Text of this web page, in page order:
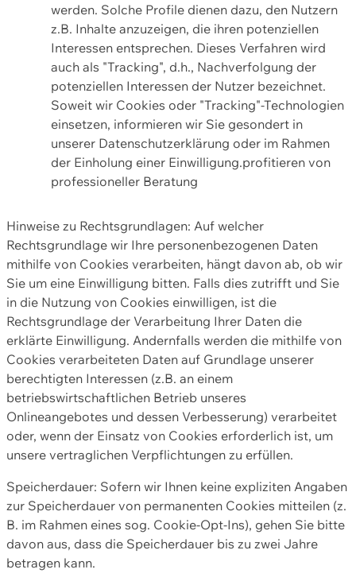
werden. Solche Profile dienen dazu, den Nutzern
z.B. Inhalte anzuzeigen, die ihren potenziellen
Interessen entsprechen. Dieses Verfahren wird
auch als "Tracking", d.h., Nachverfolgung der
potenziellen Interessen der Nutzer bezeichnet.
Soweit wir Cookies oder "Tracking"-Technologien
einsetzen, informieren wir Sie gesondert in
unserer Datenschutzerklärung oder im Rahmen
der Einholung einer Einwilligung.profitieren von
professioneller Beratung
Hinweise zu Rechtsgrundlagen: Auf welcher
Rechtsgrundlage wir Ihre personenbezogenen Daten
mithilfe von Cookies verarbeiten, hängt davon ab, ob wir
Sie um eine Einwilligung bitten. Falls dies zutrifft und Sie
in die Nutzung von Cookies einwilligen, ist die
Rechtsgrundlage der Verarbeitung Ihrer Daten die
erklärte Einwilligung. Andernfalls werden die mithilfe von
Cookies verarbeiteten Daten auf Grundlage unserer
berechtigten Interessen (z.B. an einem
betriebswirtschaftlichen Betrieb unseres
Onlineangebotes und dessen Verbesserung) verarbeitet
oder, wenn der Einsatz von Cookies erforderlich ist, um
unsere vertraglichen Verpflichtungen zu erfüllen.
Speicherdauer: Sofern wir Ihnen keine expliziten Angaben
zur Speicherdauer von permanenten Cookies mitteilen (z.
B. im Rahmen eines sog. Cookie-Opt-Ins), gehen Sie bitte
davon aus, dass die Speicherdauer bis zu zwei Jahre
betragen kann.